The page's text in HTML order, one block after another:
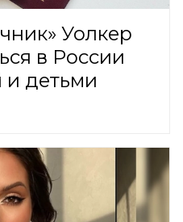
Уолкер
в России
и детьми